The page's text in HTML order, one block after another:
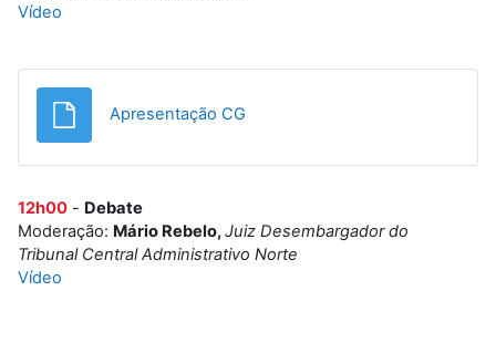
Vídeo
Apresentação CG
12h00 - Debate
Moderação: Mário Rebelo,Juiz Desembargador do
Tribunal Central Administrativo Norte
Vídeo